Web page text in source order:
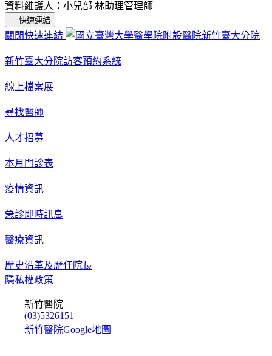
資料維護人：小兒部 林助理管理師
快速連結
關閉快速連結
新竹臺大分院訪客預約系統
線上檔案展
尋找醫師
人才招募
本月門診表
疫情資訊
急診即時訊息
醫療資訊
歷史沿革及歷任院長
隱私權政策
新竹醫院
(03)5326151
新竹醫院Google地圖